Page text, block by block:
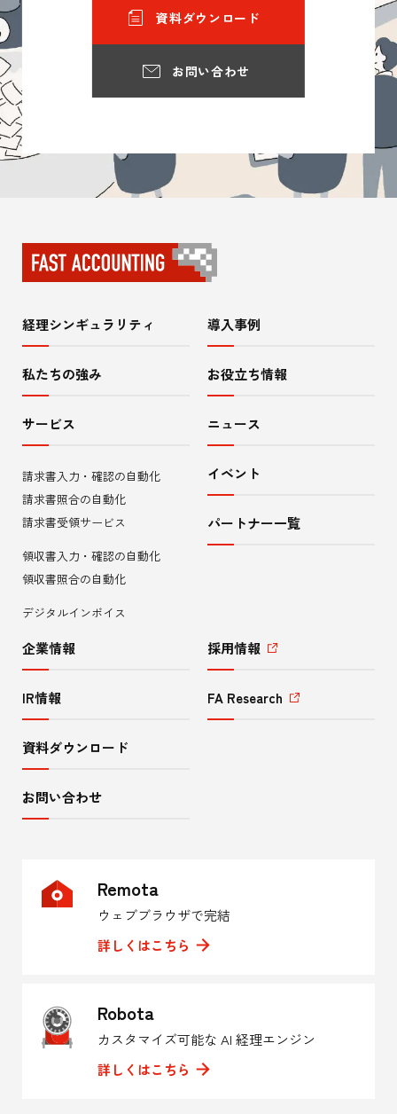
お問い合わせ
資料ダウンロード
サ
イ
内
メ
ニ
ュ
ー
経理シンギュラリティ
私たちの強み
サービス
請求書入力・確認の自動化
請求書照合の自動化
請求書受領サービス
領収書入力・確認の自動化
領収書照合の自動化
デジタルインボイス
導入事例
お役立ち情報
ニュース
イベント
パートナー一覧
企業情報
IR情報
資料ダウンロード
お問い合わせ
採用情報
FA Research
Remota
ウェブブラウザで完結
詳しくはこちら
Robota
カスタマイズ可能な AI 経理エンジン
詳しくはこちら